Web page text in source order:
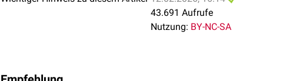
Intelligenzminderung,Verhaltensauffälligkeiten
43.691 Aufrufe
Nutzung: BY-NC-SA